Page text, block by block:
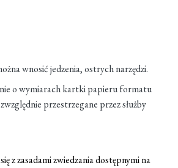
wnosić jedzenia, ostrych narzędzi.
o wymiarach kartki papieru formatu
przestrzegane przez służby
z zasadami zwiedzania dostępnymi na